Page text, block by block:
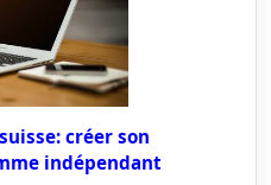
créer son
indépendant